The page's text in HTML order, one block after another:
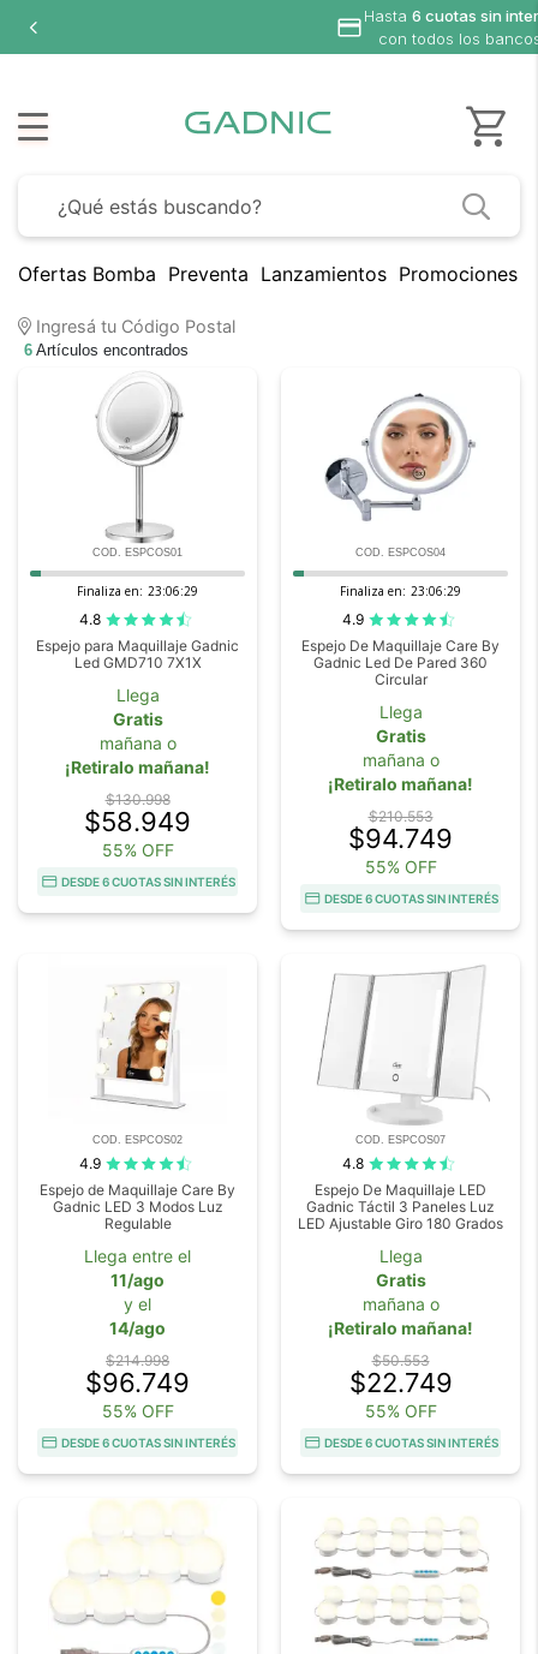
Hasta 6 cuotas sin
con todos los
Ofertas Bomba Preventa Lanzamientos Promociones
Ingresá tu Código Postal
6 Artículos encontrados
COD. ESPCOS01
Finaliza en: 23:06:28
4.8
Espejo para Maquillaje Gadnic
Led GMD710 7X1X
Llega
Gratis
mañana o
¡Retiralo mañana!
$130.998
$58.949
55% OFF
DESDE 6 CUOTAS SIN INTERÉS
COD. ESPCOS04
Finaliza en: 23:06:28
4.9
Espejo De Maquillaje Care By
Gadnic Led De Pared 360
Circular
Llega
Gratis
mañana o
¡Retiralo mañana!
$210.553
$94.749
55% OFF
DESDE 6 CUOTAS SIN INTERÉS
COD. ESPCOS02
4.9
Espejo de Maquillaje Care By
Gadnic LED 3 Modos Luz
Regulable
Llega entre el
11/ago
y el
14/ago
$214.998
$96.749
55% OFF
DESDE 6 CUOTAS SIN INTERÉS
COD. ESPCOS07
4.8
Espejo De Maquillaje LED
Gadnic Táctil 3 Paneles Luz
LED Ajustable Giro 180 Grados
Llega
Gratis
mañana o
¡Retiralo mañana!
$50.553
$22.749
55% OFF
DESDE 6 CUOTAS SIN INTERÉS